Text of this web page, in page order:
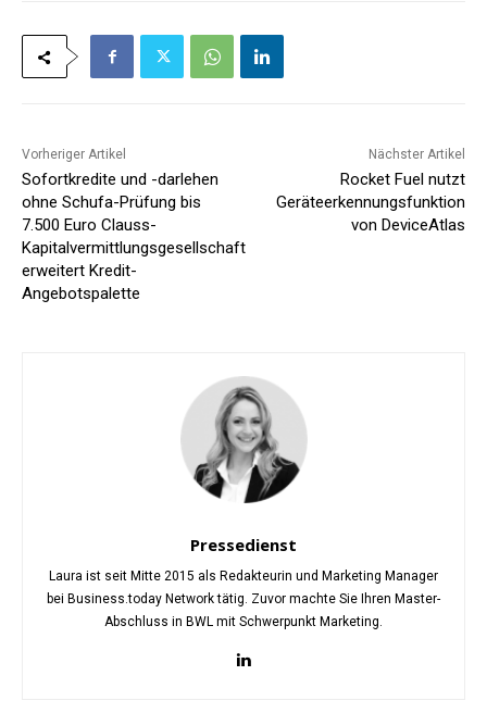
Vorheriger Artikel
Sofortkredite und -darlehen
ohne Schufa-Prüfung bis
7.500 Euro Clauss-
Kapitalvermittlungsgesellschaft
erweitert Kredit-
Angebotspalette
Nächster Artikel
Rocket Fuel nutzt
Geräteerkennungsfunktion
von DeviceAtlas
Pressedienst
Laura ist seit Mitte 2015 als Redakteurin und Marketing Manager
bei Business.today Network tätig. Zuvor machte Sie Ihren Master-
Abschluss in BWL mit Schwerpunkt Marketing.